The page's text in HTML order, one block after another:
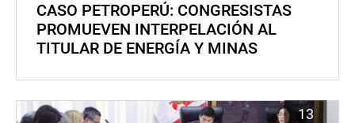
CASO PETROPERÚ: CONGRESISTAS
PROMUEVEN INTERPELACIÓN AL
TITULAR DE ENERGÍA Y MINAS
13